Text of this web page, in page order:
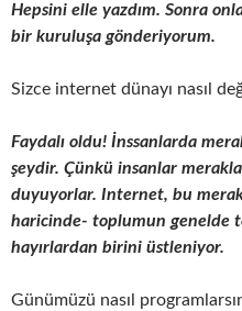
Hepsini elle yazdım. Sonra
bir kuruluşa gönderiyorum.
Sizce internet dünayı nasıl
Faydalı oldu! İnssanlarda
şeydir. Çünkü insanlar
duyuyorlar. Internet, bu
haricinde- toplumun genelde
hayırlardan birini üstleniyor.
Günümüzü nasıl